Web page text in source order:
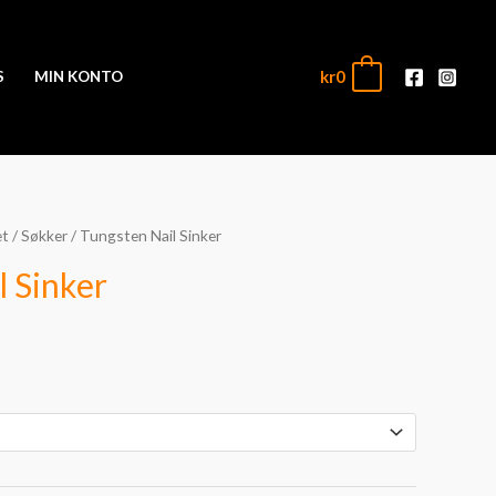
MIN KONTO kr0
/Søkker/ Tungsten Nail Sinker
Sinker